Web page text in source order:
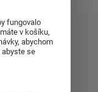
polyuretanu.
(32 kg/m³)
fungovalo
v košíku,
abychom
abyste se